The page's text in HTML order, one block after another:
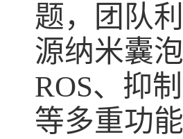
题，团队
源纳米囊
ROS、抑
等多重功